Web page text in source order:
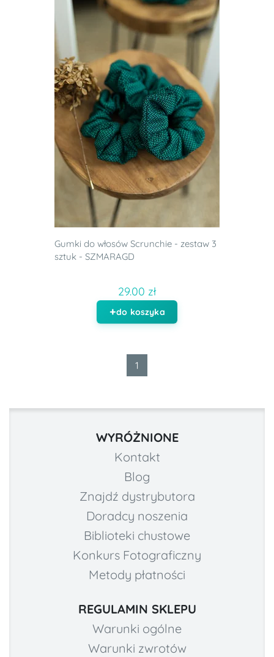
Gumki do włosów Scrunchie - zestaw 3
sztuk - SZMARAGD
29.00 zł
do koszyka
1
WYRÓŻNIONE
Kontakt
Blog
Znajdź dystrybutora
Doradcy noszenia
Biblioteki chustowe
Konkurs Fotograficzny
Metody płatności
REGULAMIN SKLEPU
Warunki ogólne
Warunki zwrotów